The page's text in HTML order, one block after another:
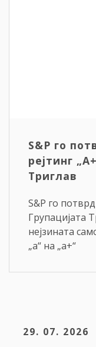
S&P го
рејтинг
Триглав
S&P го
Групацијата
нејзината
„a“ на „a+“
29. 07. 2026